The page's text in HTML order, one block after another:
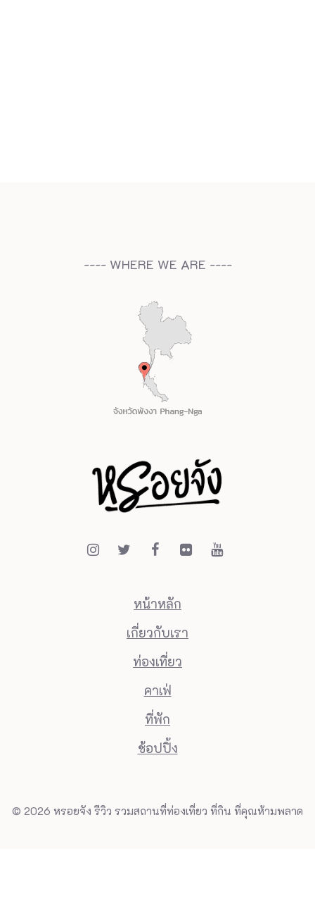
---- WHERE WE ARE ----
หน้าหลัก
เกี่ยวกับเรา
ท่องเที่ยว
คาเฟ่
ที่พัก
ช้อปปิ้ง
© 2026 หรอยจัง รีวิว รวมสถานที่ท่องเที่ยว ที่กิน ที่คุณห้ามพลาด